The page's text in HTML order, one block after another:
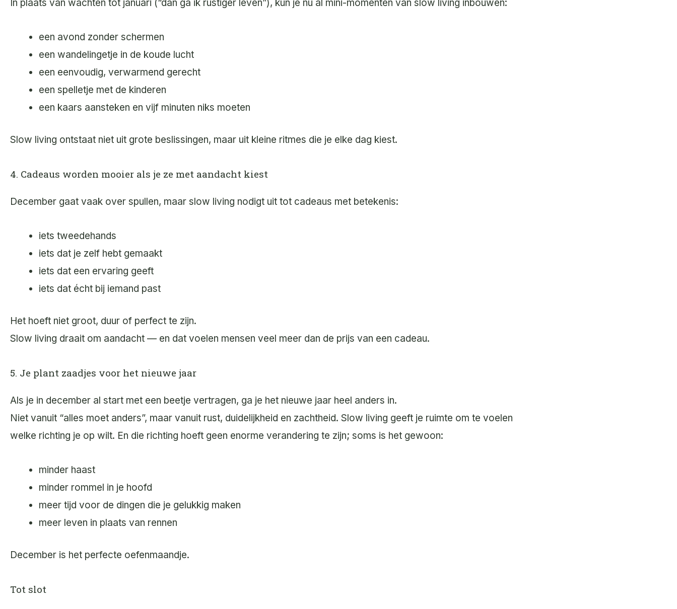
In plaats van wachten tot januari (“dan ga ik rustiger leven”), kun je nu al mini-momenten van slow living inbouwen:
een avond zonder schermen
een wandelingetje in de koude lucht
een eenvoudig, verwarmend gerecht
een spelletje met de kinderen
een kaars aansteken en vijf minuten niks moeten
Slow living ontstaat niet uit grote beslissingen, maar uit kleine ritmes die je elke dag kiest.
4. Cadeaus worden mooier als je ze met aandacht kiest
December gaat vaak over spullen, maar slow living nodigt uit tot cadeaus met betekenis:
iets tweedehands
iets dat je zelf hebt gemaakt
iets dat een ervaring geeft
iets dat écht bij iemand past
Het hoeft niet groot, duur of perfect te zijn.
Slow living draait om aandacht — en dat voelen mensen veel meer dan de prijs van een cadeau.
5. Je plant zaadjes voor het nieuwe jaar
Als je in december al start met een beetje vertragen, ga je het nieuwe jaar heel anders in.
Niet vanuit “alles moet anders”, maar vanuit rust, duidelijkheid en zachtheid. Slow living geeft je ruimte om te voelen
welke richting je op wilt. En die richting hoeft geen enorme verandering te zijn; soms is het gewoon:
minder haast
minder rommel in je hoofd
meer tijd voor de dingen die je gelukkig maken
meer leven in plaats van rennen
December is het perfecte oefenmaandje.
Tot slot